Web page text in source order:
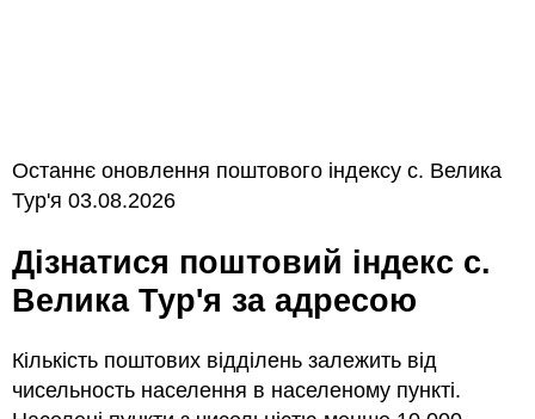
Останнє оновлення поштового індексу с. Велика
Тур'я 03.08.2026
Дізнатися поштовий індекс с.
Велика Тур'я за адресою
Кількість поштових відділень залежить від
чисельность населення в населеному пункті.